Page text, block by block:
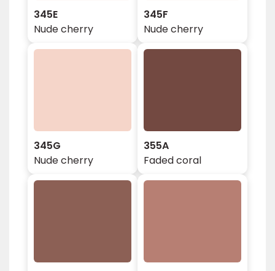
345E
Nude cherry
345F
Nude cherry
345G
Nude cherry
355A
Faded coral